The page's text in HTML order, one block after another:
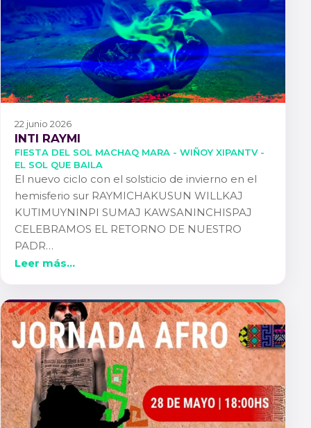
22 junio 2026
INTI RAYMI
FIESTA DEL SOL MACHAQ MARA - WIÑOY XIPANTV -
EL SOL QUE BAILA
El nuevo ciclo con el solsticio de invierno en el
hemisferio sur RAYMICHAKUSUN WILLKAJ
KUTIMUYNINPI SUMAJ KAWSANINCHISPAJ
CELEBRAMOS EL RETORNO DE NUESTRO
PADR…
Leer más...